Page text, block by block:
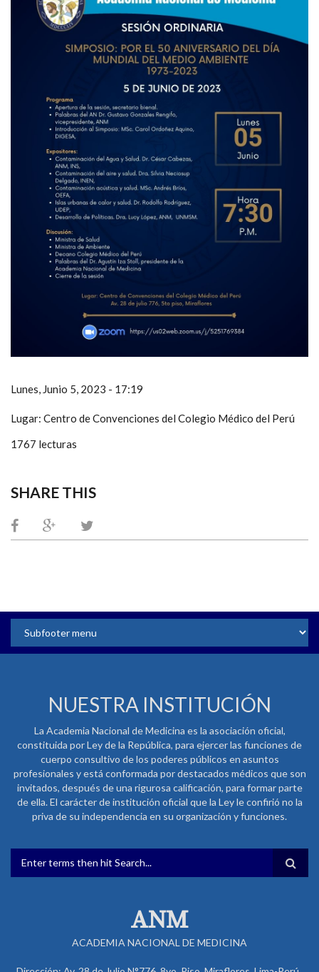
Lunes, Junio 5, 2023 - 17:19
Lugar: Centro de Convenciones del Colegio Médico del Perú
1767 lecturas
SHARE THIS
NUESTRA INSTITUCIÓN
La Academia Nacional de Medicina es la asociación oficial,
constituida por Ley de la República, para ejercer las funciones de
cuerpo consultivo de los poderes públicos en asuntos
profesionales y está conformada por destacados médicos que son
invitados, después de una rigurosa calificación, para formar parte
de ella. El carácter de institución oficial que la Ley le confirió no la
priva de su independencia en su organización y funciones.
FORMULARIO DE BÚSQUEDA
ANM
ACADEMIA NACIONAL DE MEDICINA